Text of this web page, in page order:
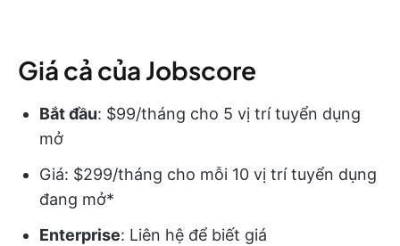
Giá cả của Jobscore
Bắt đầu: $99/tháng cho 5 vị trí tuyển dụng
mở
Giá: $299/tháng cho mỗi 10 vị trí tuyển dụng
đang mở*
Enterprise: Liên hệ để biết giá